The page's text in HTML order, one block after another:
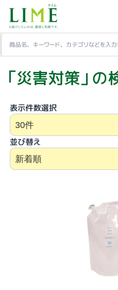
「災害対策」の
表示件数選択
並び替え